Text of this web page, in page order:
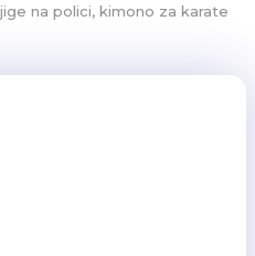
na polici, kimono za karate